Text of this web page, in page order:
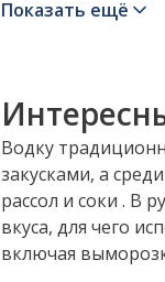
когда нужна
По стилю это
понятная, чистая
так и в роли
нейтральность и
Показать ещё
Водку
закусками, а
рассол и соки . В
вкуса, для чего
включая